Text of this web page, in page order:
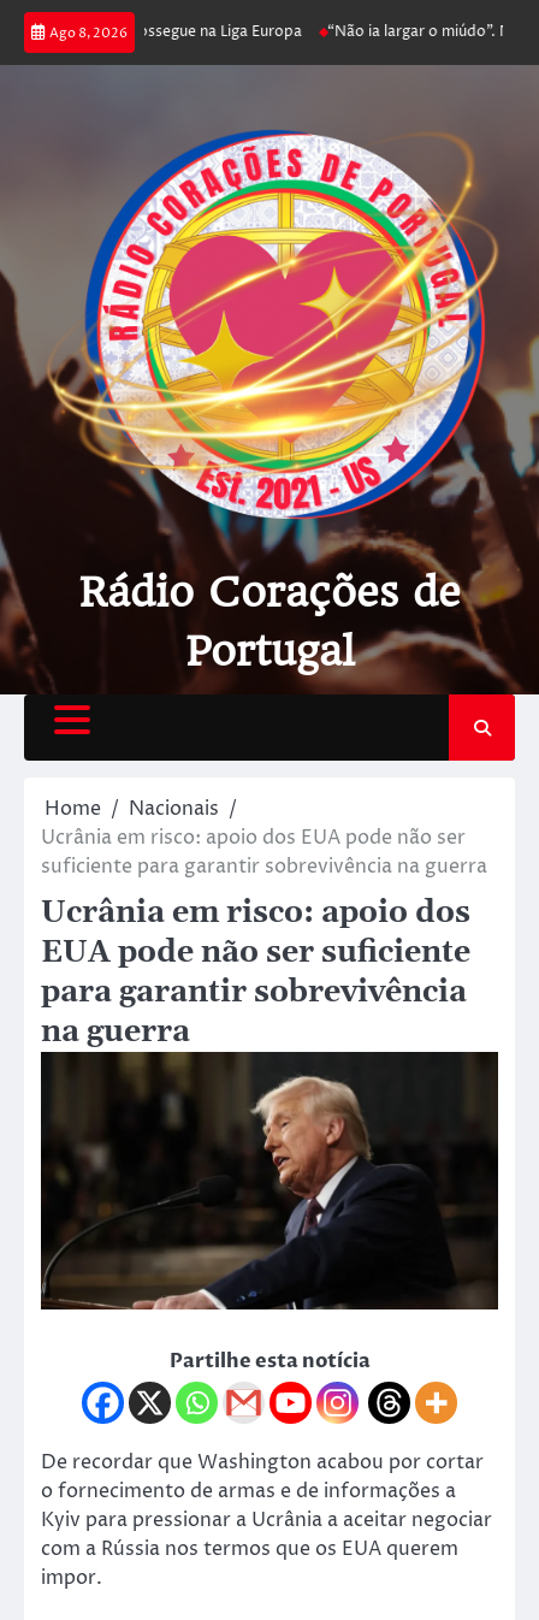
Ago 8, 2026
joga poker e prossegue na Liga Europa “Não ia largar o miúdo”.
Rádio Corações de
Portugal
Home
Nacionais
Ucrânia em risco: apoio dos EUA pode não ser
suficiente para garantir sobrevivência na guerra
Ucrânia em risco: apoio dos
EUA pode não ser suficiente
para garantir sobrevivência
na guerra
Partilhe esta notícia
De recordar que Washington acabou por cortar
o fornecimento de armas e de informações a
Kyiv para pressionar a Ucrânia a aceitar negociar
com a Rússia nos termos que os EUA querem
impor.